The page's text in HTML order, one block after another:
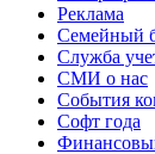
Реклама
Семейный
Служба
СМИ о нас
События
Софт года